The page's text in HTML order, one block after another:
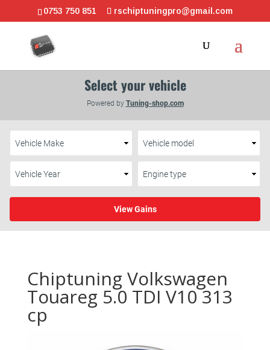
0753 750 851 rschiptuningpro@gmail.com
Chiptuning Volkswagen
Touareg 5.0 TDI V10 313
cp